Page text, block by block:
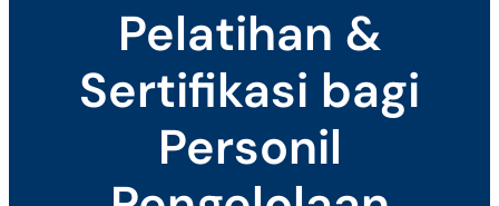
Pelatihan &
Sertifikasi bagi
Personil